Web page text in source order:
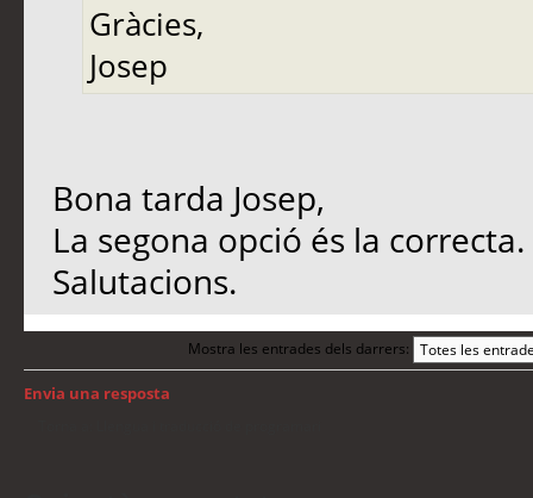
Gràcies,
Josep
Bona tarda Josep,
La segona opció és la
Salutacions.
Mostra les entrades dels darrers:
Envia una resposta